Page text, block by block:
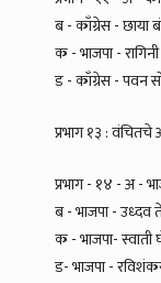
ब - काँग्रेस - छाया
क - भाजपा -
ड - काँग्रेस - पवन
प्रभाग १३ :
प्रभाग - १४ - अ -
ब - भाजपा -
क - भाजपा- स्वाती
ड- भाजपा -